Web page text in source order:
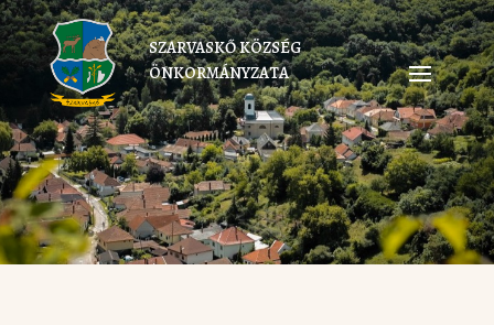
SZARVASKŐ KÖZSÉG
ÖNKORMÁNYZATA